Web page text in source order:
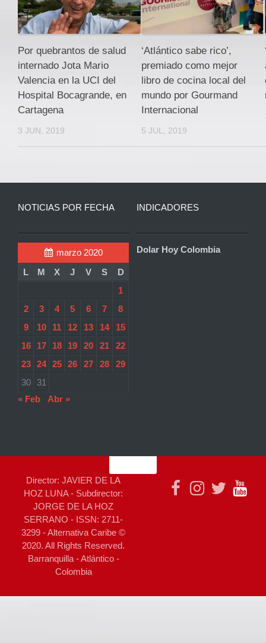
Por quebrantos de salud
internado Jota Mario
Valencia en la UCI del
Hospital Bocagrande, en
Cartagena
3 JUN, 2019
‘Atlántico sabe rico’,
premiado como mejor
libro de cocina local del
mundo por Gourmand
Internacional
5 JUL, 2019
NOTICIAS POR FECHA
marzo 2020
L
M X J V S
D
1
2
3 4 5 6 7
8
9
10 11 12 13 14
15
16
17 18 19 20 21
22
23
24 25 26 27 28
29
30
31
« Feb
Abr »
INDICADORES
Dolar Hoy Colombia
Director: JAVIER DE LA
HOZ LUNA - Subdirector:
JORGE DE LA HOZ
SERRANO - ISSN: 2711-
3299 - Alternativa Caribe ©
2020. All Rights Reserved.
Barranquilla - Atlántico -
Colombia